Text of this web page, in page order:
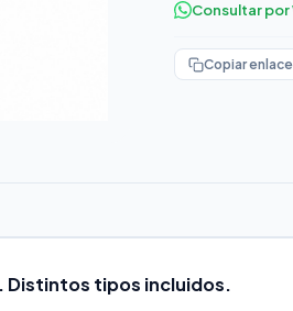
Consultar
Copiar enlace
Distintos tipos incluidos.